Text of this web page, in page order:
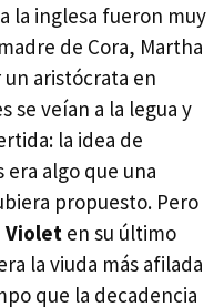
la inglesa fueron muy
de Cora, Martha
aristócrata en
se veían a la legua y
la idea de
era algo que una
propuesto. Pero
Violet en su último
la viuda más afilada
que la decadencia